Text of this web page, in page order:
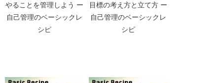
やることを管理しよう ー
自己管理のベーシックレ
シピ
目標の考え方と立て方 ー
自己管理のベーシックレ
シピ